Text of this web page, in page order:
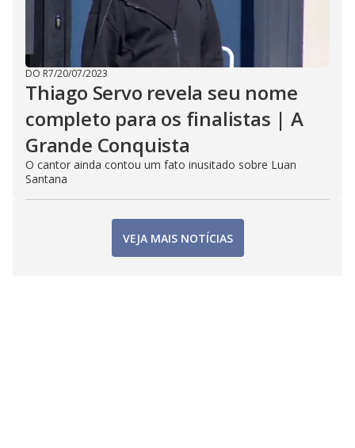
DO R7/20/07/2023
Thiago Servo revela seu nome
completo para os finalistas | A
Grande Conquista
O cantor ainda contou um fato inusitado sobre Luan
Santana
VEJA MAIS NOTÍCIAS